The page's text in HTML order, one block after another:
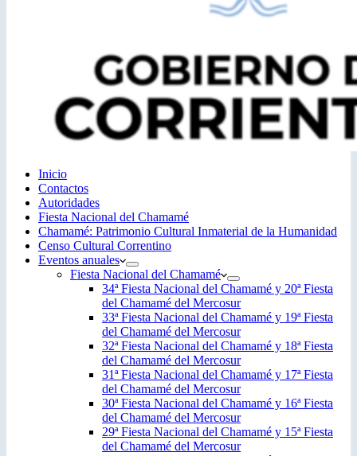
Inicio
Contactos
Autoridades
Fiesta Nacional del Chamamé
Chamamé: Patrimonio Cultural Inmaterial de la Humanidad
Censo Cultural Correntino
Eventos anuales
Fiesta Nacional del Chamamé
34ª Fiesta Nacional del Chamamé y 20ª Fiesta
del Chamamé del Mercosur
33ª Fiesta Nacional del Chamamé y 19ª Fiesta
del Chamamé del Mercosur
32ª Fiesta Nacional del Chamamé y 18ª Fiesta
del Chamamé del Mercosur
31ª Fiesta Nacional del Chamamé y 17ª Fiesta
del Chamamé del Mercosur
30ª Fiesta Nacional del Chamamé y 16ª Fiesta
del Chamamé del Mercosur
29ª Fiesta Nacional del Chamamé y 15ª Fiesta
del Chamamé del Mercosur